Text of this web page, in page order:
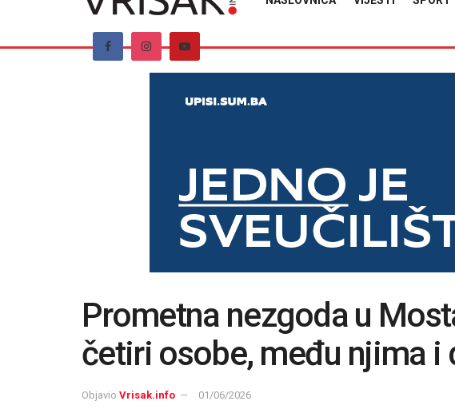
Prometna nezgoda u
četiri osobe, među njima i
Objavio Vrisak.info 01/06/2026